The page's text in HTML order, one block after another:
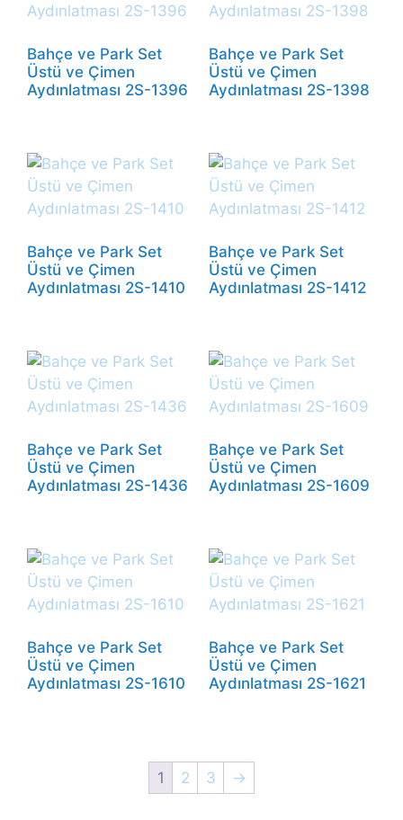
Bahçe ve Park Set
Üstü ve Çimen
Aydınlatması 2S-1396
Bahçe ve Park Set
Üstü ve Çimen
Aydınlatması 2S-1398
Bahçe ve Park Set
Üstü ve Çimen
Aydınlatması 2S-1410
Bahçe ve Park Set
Üstü ve Çimen
Aydınlatması 2S-1412
Bahçe ve Park Set
Üstü ve Çimen
Aydınlatması 2S-1436
Bahçe ve Park Set
Üstü ve Çimen
Aydınlatması 2S-1609
Bahçe ve Park Set
Üstü ve Çimen
Aydınlatması 2S-1610
Bahçe ve Park Set
Üstü ve Çimen
Aydınlatması 2S-1621
1 2 3 →